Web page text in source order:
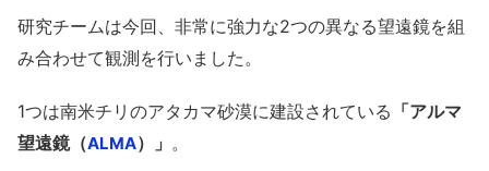
研究チームは今回、非常に強力な2つの異なる望遠鏡を組
み合わせて観測を行いました。
1つは南米チリのアタカマ砂漠に建設されている 「アルマ
望遠鏡（ALMA）」 。